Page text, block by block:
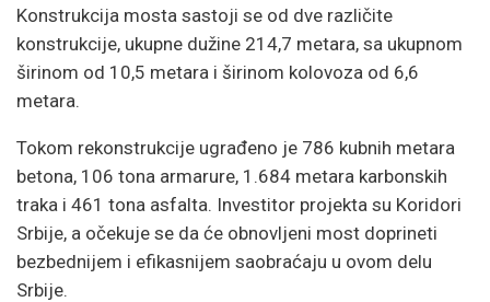
Konstrukcija mosta sastoji se od dve različite
konstrukcije, ukupne dužine 214,7 metara, sa ukupnom
širinom od 10,5 metara i širinom kolovoza od 6,6
metara.
Tokom rekonstrukcije ugrađeno je 786 kubnih metara
betona, 106 tona armarure, 1.684 metara karbonskih
traka i 461 tona asfalta. Investitor projekta su Koridori
Srbije, a očekuje se da će obnovljeni most doprineti
bezbednijem i efikasnijem saobraćaju u ovom delu
Srbije.